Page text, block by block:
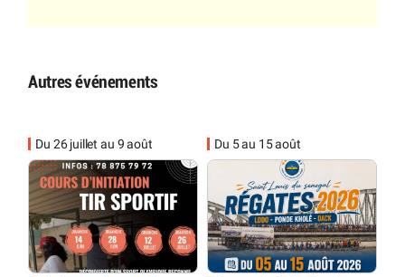
Autres événements
Du 26 juillet au 9 août Du 5 au 15 août